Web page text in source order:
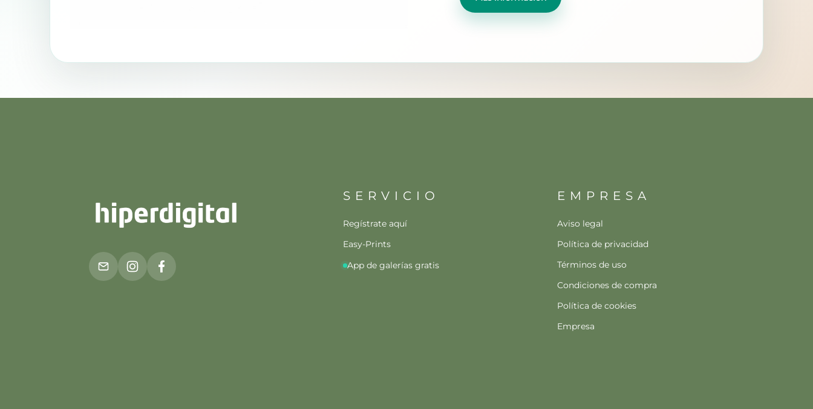
SERVICIO
Regístrate aquí
Easy-Prints
App de galerías gratis
EMPRESA
Aviso legal
Política de privacidad
Términos de uso
Condiciones de compra
Política de cookies
Empresa